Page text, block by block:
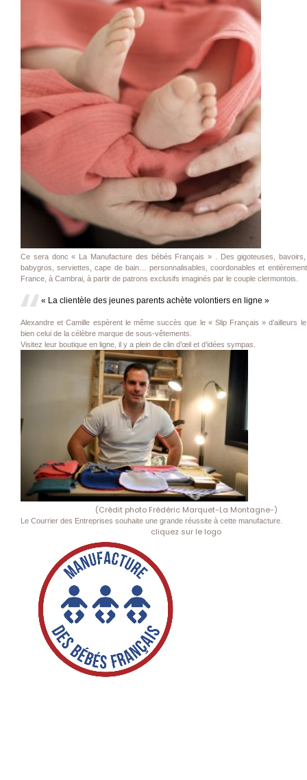
Ce sera donc « La Manufacture des bébés Français » . Des gigoteuses,
babygros, serviettes, cape de bain… personnalisables, coordonables et
France, à Cambrai, à partir de patrons exclusifs imaginés par le couple clermontois.
« La clientèle des jeunes parents achète volontiers en ligne »
Alexandre et Camille espèrent le même succès que le « Slip Français » d’ailleurs
bien celui de la célèbre marque de sous-vêtements.
Visitez leur boutique en ligne, il y a plein de clin d’œil et d’idées sympas.
(Crédit photo Frédéric Marquet-La Montagne-)
Le Courrier des Entreprises souhaite une grande réussite à cette manufacture.
cliquez sur le logo